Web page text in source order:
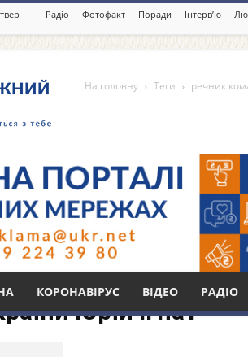
Радіо Фотофакт Поради Інтерв’ю
КОРОНАВІРУС ВІДЕО РАДІО
На головну Теги речник
Юрій Ігнат